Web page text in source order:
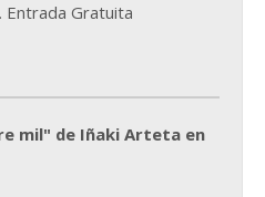
Entrada Gratuita
mil" de Iñaki Arteta en